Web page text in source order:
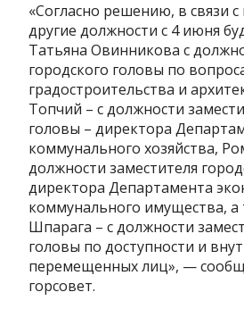
«Согласно решению, в связи
другие должности с 4 июня
Татьяна Овинникова с
городского головы по
градостроительства и
Топчий – с должности
головы – директора
коммунального хозяйства,
должности заместителя
директора Департамента
коммунального имущества,
Шпарага – с должности
головы по доступности и
перемещенных лиц», —
горсовет.